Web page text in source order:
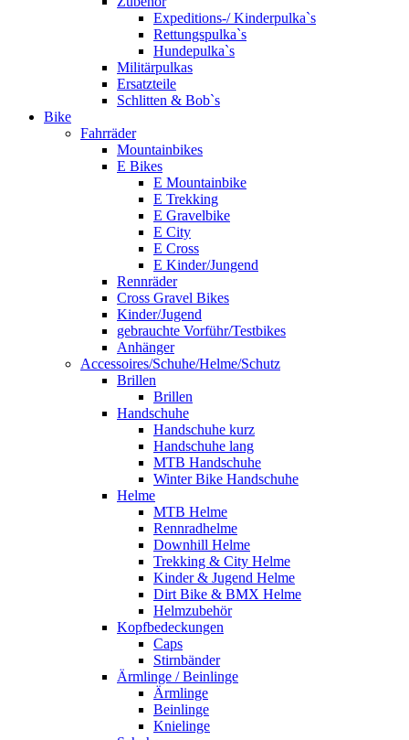
Expeditions-/ Kinderpulka`s
Rettungspulka`s
Hundepulka`s
Militärpulkas
Ersatzteile
Schlitten & Bob`s
Bike
Fahrräder
Mountainbikes
E Bikes
E Mountainbike
E Trekking
E Gravelbike
E City
E Cross
E Kinder/Jungend
Rennräder
Cross Gravel Bikes
Kinder/Jugend
gebrauchte Vorführ/Testbikes
Anhänger
Accessoires/Schuhe/Helme/Schutz
Brillen
Brillen
Handschuhe
Handschuhe kurz
Handschuhe lang
MTB Handschuhe
Winter Bike Handschuhe
Helme
MTB Helme
Rennradhelme
Downhill Helme
Trekking & City Helme
Kinder & Jugend Helme
Dirt Bike & BMX Helme
Helmzubehör
Kopfbedeckungen
Caps
Stirnbänder
Ärmlinge / Beinlinge
Ärmlinge
Beinlinge
Knielinge